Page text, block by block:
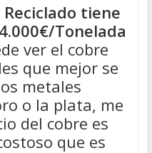
tiene
Tonelada
ver el cobre
que mejor se
metales
o la plata, me
del cobre es
que es